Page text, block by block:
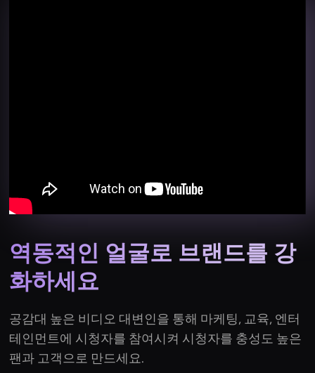
역동적인 얼굴로 브랜드를 강
화하세요
공감대 높은 비디오 대변인을 통해 마케팅, 교육, 엔터
테인먼트에 시청자를 참여시켜 시청자를 충성도 높은
팬과 고객으로 만드세요.